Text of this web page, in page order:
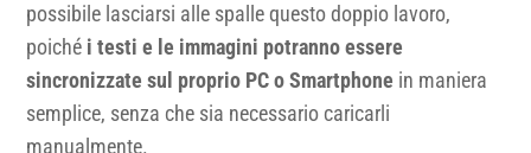
possibile lasciarsi alle spalle questo doppio lavoro,
poiché i testi e le immagini potranno essere
sincronizzate sul proprio PC o Smartphone in maniera
semplice, senza che sia necessario caricarli
manualmente.